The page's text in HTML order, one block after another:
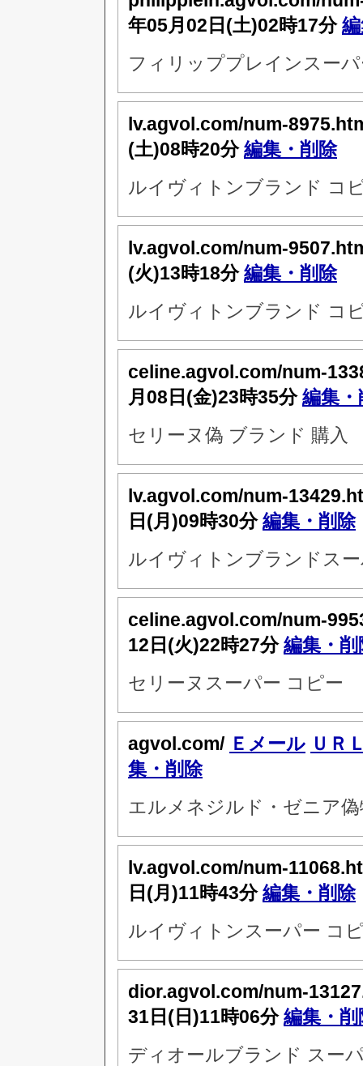
年05月02日(土)02時17分
フィリッププレインスー
lv.agvol.com/num-
(土)08時20分編集・削除
ルイヴィトンブランド コ
lv.agvol.com/num-
(火)13時18分編集・削除
ルイヴィトンブランド コ
celine.agvol.com/num-
月08日(金)23時35分編集・
セリーヌ偽 ブランド 購入
lv.agvol.com/num-
日(月)09時30分編集・削除
ルイヴィトンブランドス
celine.agvol.com/num-
12日(火)22時27分編集・削
セリーヌスーパー コピー
agvol.com/ Ｅメール ＵＲ
集・削除
エルメネジルド・ゼニア
lv.agvol.com/num-
日(月)11時43分編集・削除
ルイヴィトンスーパー コ
dior.agvol.com/num-
31日(日)11時06分編集・削
ディオールブランド スー